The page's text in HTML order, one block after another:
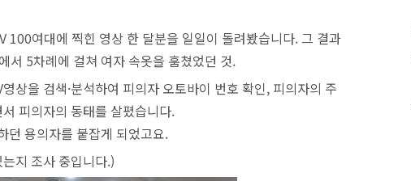
100여대에 찍힌 영상 한 달분을 일일이 돌려봤습니다. 그 결과
서 5차례에 걸쳐 여자 속옷을 훔쳤었던 것.
상을 검색·분석하여 피의자 오토바이 번호 확인, 피의자의 주
피의자의 동태를 살폈습니다.
던 용의자를 붙잡게 되었고요.
지 조사 중입니다.)